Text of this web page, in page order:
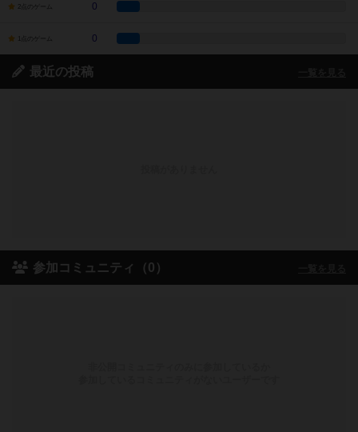
2点のゲーム 0
1点のゲーム 0
最近の投稿
参加コミュニティ（0）